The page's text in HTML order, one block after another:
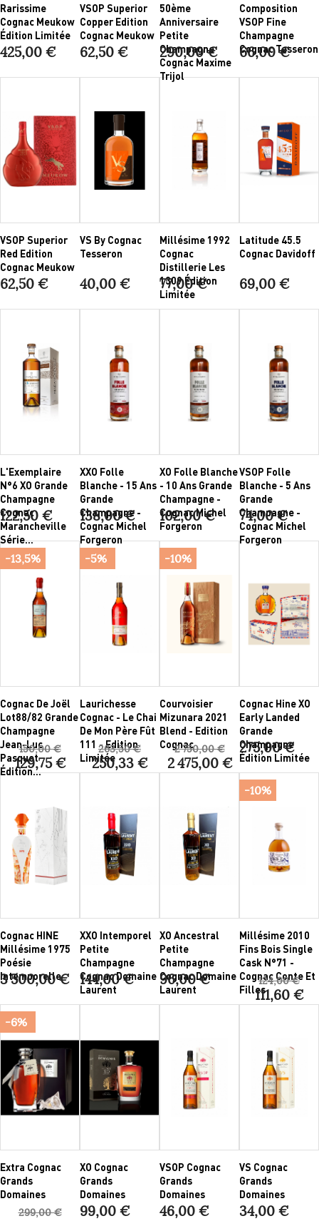
Rarissime
Cognac Meukow
Édition Limitée
425,00 €
VSOP Superior
Copper Edition
Cognac Meukow
62,50 €
50ème
Anniversaire
Petite
Champagne
Cognac Maxime
Trijol
290,00 €
Composition
VSOP Fine
Champagne
Cognac Tesseron
66,00 €
VSOP Superior
Red Edition
Cognac Meukow
62,50 €
VS By Cognac
Tesseron
40,00 €
Millésime 1992
Cognac
Distillerie Les
1309 Édition
Limitée
77,00 €
Latitude 45.5
Cognac Davidoff
69,00 €
L'Exemplaire
N°6 XO Grande
Champagne
Cognac
Marancheville
Série...
122,50 €
XXO Folle
Blanche - 15 Ans
Grande
Champagne -
Cognac Michel
Forgeron
138,00 €
XO Folle Blanche
- 10 Ans Grande
Champagne -
Cognac Michel
Forgeron
102,00 €
VSOP Folle
Blanche - 5 Ans
Grande
Champagne -
Cognac Michel
Forgeron
74,00 €
Cognac De Joël
Lot88/82 Grande
Champagne
Jean-Luc
Pasquet
Édition...
150,00 €
129,75 €
-13,5%
Laurichesse
Cognac - Le Chai
De Mon Père Fût
111 - Edition
Limitée
263,50 €
250,33 €
-5%
Courvoisier
Mizunara 2021
Blend - Edition
Cognac
2 750,00 €
2 475,00 €
-10%
Cognac Hine XO
Early Landed
Grande
Champagne
Édition Limitée
275,00 €
Cognac HINE
Millésime 1975
Poésie
Intemporelle
3 500,00 €
XXO Intemporel
Petite
Champagne
Cognac Domaine
Laurent
144,00 €
XO Ancestral
Petite
Champagne
Cognac Domaine
Laurent
96,00 €
Millésime 2010
Fins Bois Single
Cask N°71 -
Cognac Conte Et
Filles
124,00 €
111,60 €
-10%
Extra Cognac
Grands
Domaines
299,00 €
-6%
XO Cognac
Grands
Domaines
99,00 €
VSOP Cognac
Grands
Domaines
46,00 €
VS Cognac
Grands
Domaines
34,00 €